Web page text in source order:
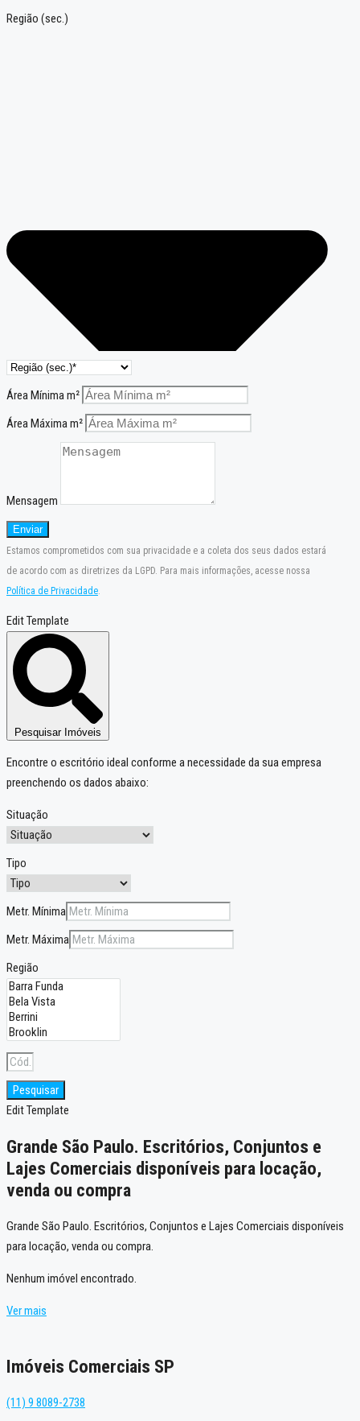
Região (sec.)
Área Mínima m²
Área Máxima m²
Mensagem
Enviar
Estamos comprometidos com sua privacidade e a coleta dos seus dados estará
de acordo com as diretrizes da LGPD. Para mais informações, acesse nossa
Política de Privacidade.
Edit Template
Pesquisar Imóveis
Encontre o escritório ideal conforme a necessidade da sua empresa
preenchendo os dados abaixo:
Situação
Tipo
Metr. Mínima
Metr. Máxima
Região
Pesquisar
Edit Template
Grande São Paulo. Escritórios, Conjuntos e
Lajes Comerciais disponíveis para locação,
venda ou compra
Grande São Paulo. Escritórios, Conjuntos e Lajes Comerciais disponíveis
para locação, venda ou compra.
Nenhum imóvel encontrado.
Ver mais
Imóveis Comerciais SP
(11) 9 8089-2738